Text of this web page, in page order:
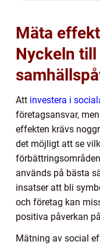
Mäta
Nyckeln
Att investera i
företagsansvar,
effekten krävs
det möjligt att se
används på bästa
insatser att bli
och företag kan
positiva påverkan
Mätning av social